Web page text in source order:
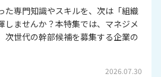
た専門知識やスキルを、次は「組織
しませんか？本特集では、マネジメ
次世代の幹部候補を募集する企業の
2026.07.30